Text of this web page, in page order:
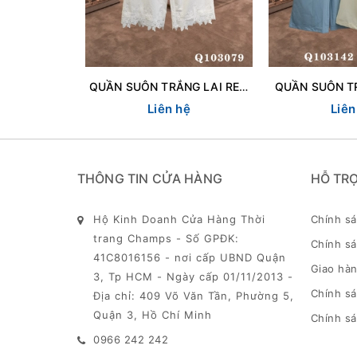
QUẦN SUÔN TRẮNG LAI REN 103079
Liên hệ
QUẦN SUÔN
THÔNG TIN CỬA HÀNG
Hộ Kinh Doanh Cửa Hàng Thời
trang Champs - Số GPĐK:
41C8016156 - nơi cấp UBND Quận
3, Tp HCM - Ngày cấp 01/11/2013 -
Địa chỉ: 409 Võ Văn Tần, Phường 5,
Quận 3, Hồ Chí Minh
0966 242 242
HỖ
Chính
Chính
Giao
Chính
Chính